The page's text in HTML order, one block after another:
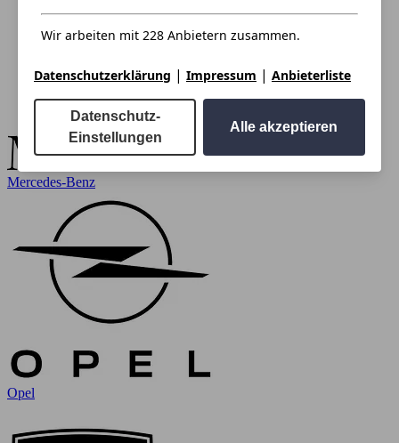
Mercedes-Benz
Opel
Wir arbeiten mit 228 Anbietern zusammen.
Datenschutzerklärung | Impressum | Anbieterliste
Datenschutz-
Einstellungen
Alle akzeptieren